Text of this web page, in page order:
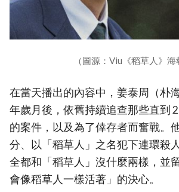
（圖源：Viu《稻草人》海
在當天播出的內容中，姜泰周（朴
年歲月後，依舊持續追查那些直到
的案件，以及為了倖存者而奮戰。
分、以「稻草人」之名犯下連環殺
全都和「稻草人」沒什麼兩樣，並
會像稻草人一樣活著」的決心。